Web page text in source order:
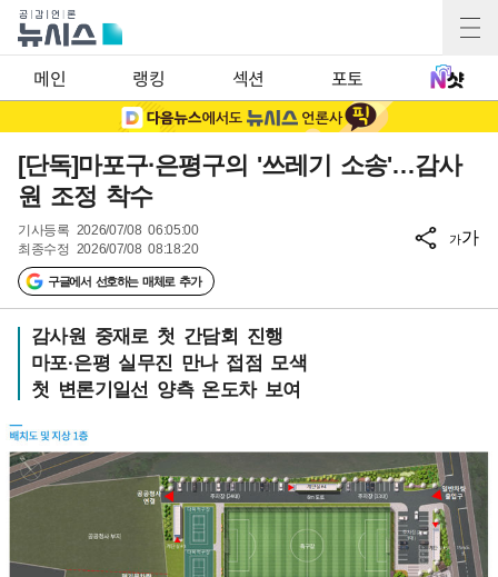
메인 랭킹 섹션 포토
[단독]마포구·은평구의 '쓰레기 소송'…감사
원 조정 착수
기사등록 2026/07/08 06:05:00
최종수정 2026/07/08 08:18:20
구글에서 선호하는 매체로 추가
가가
감사원 중재로 첫 간담회 진행
마포·은평 실무진 만나 접점 모색
첫 변론기일선 양측 온도차 보여